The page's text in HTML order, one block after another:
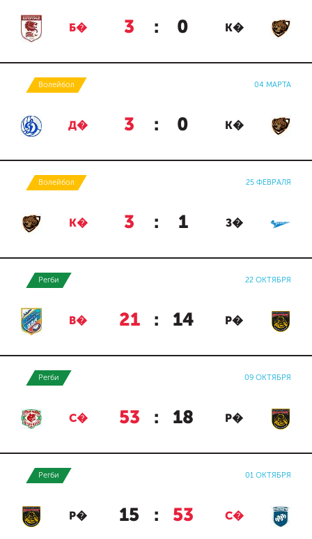
Б� 3 : 0 К�
Волейбол 04 МАРТА
Д� 3 : 0 К�
Волейбол 25 ФЕВРАЛЯ
К� 3 : 1 З�
Регби 22 ОКТЯБРЯ
В� 21 : 14 Р�
Регби 09 ОКТЯБРЯ
С� 53 : 18 Р�
Регби 01 ОКТЯБРЯ
Р� 15 : 53 С�